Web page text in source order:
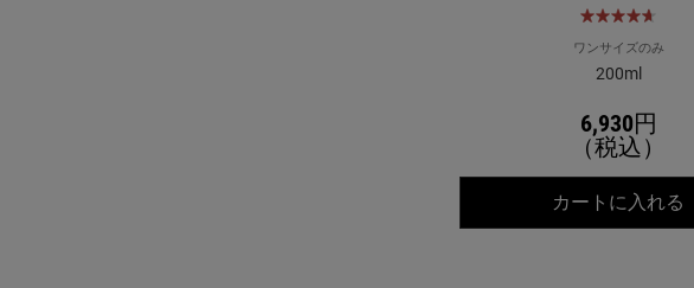
ワンサイズのみ
200ml
6,930円
（税込）
カートに入れる